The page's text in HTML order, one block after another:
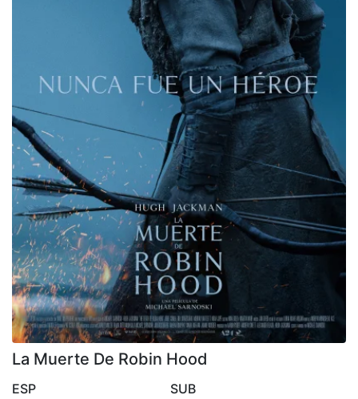
La Muerte De Robin Hood
ESP
SUB